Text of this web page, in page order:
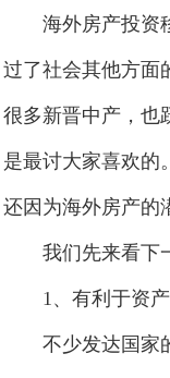
海外房产投资移
过了社会其他方面
很多新晋中产，也
是最讨大家喜欢的
还因为海外房产的
我们先来看下一
1、有利于资产
不少发达国家的